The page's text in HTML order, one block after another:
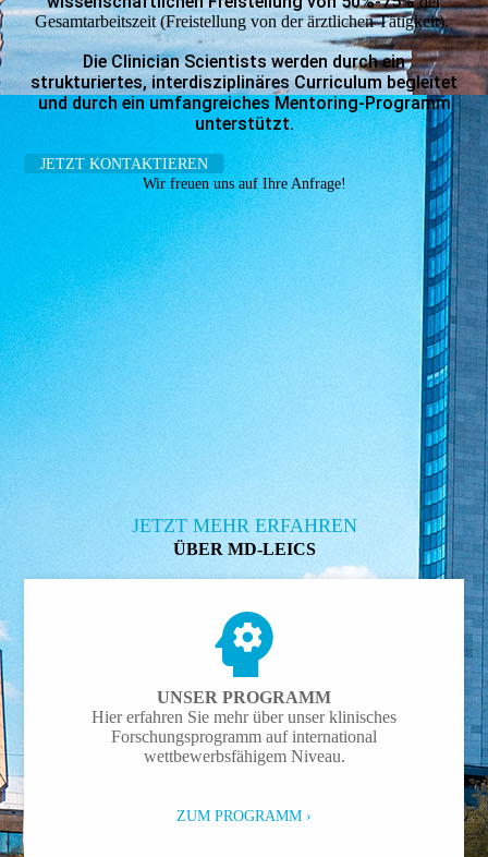
Gesamt­arbeitszeit (Freistellung von der ärztlichen Tätigkeit).
Die Clinician Scientists werden durch ein
strukturiertes, interdisziplinäres Curriculum begleitet
und durch ein umfangreiches Mentoring-Programm
unterstützt.
JETZT KONTAKTIEREN
Wir freuen uns auf Ihre Anfrage!
JETZT MEHR ERFAHREN
ÜBER MD-LEICS
UNSER PROGRAMM
Hier erfahren Sie mehr über unser klini­sches
Forschungsprogramm auf inter­natio­nal
wettbewerbsfähigem Niveau.
ZUM PROGRAMM ›